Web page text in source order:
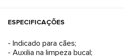
ESPECIFICAÇÕES
- Indicado para cães;
- Auxilia na limpeza bucal;